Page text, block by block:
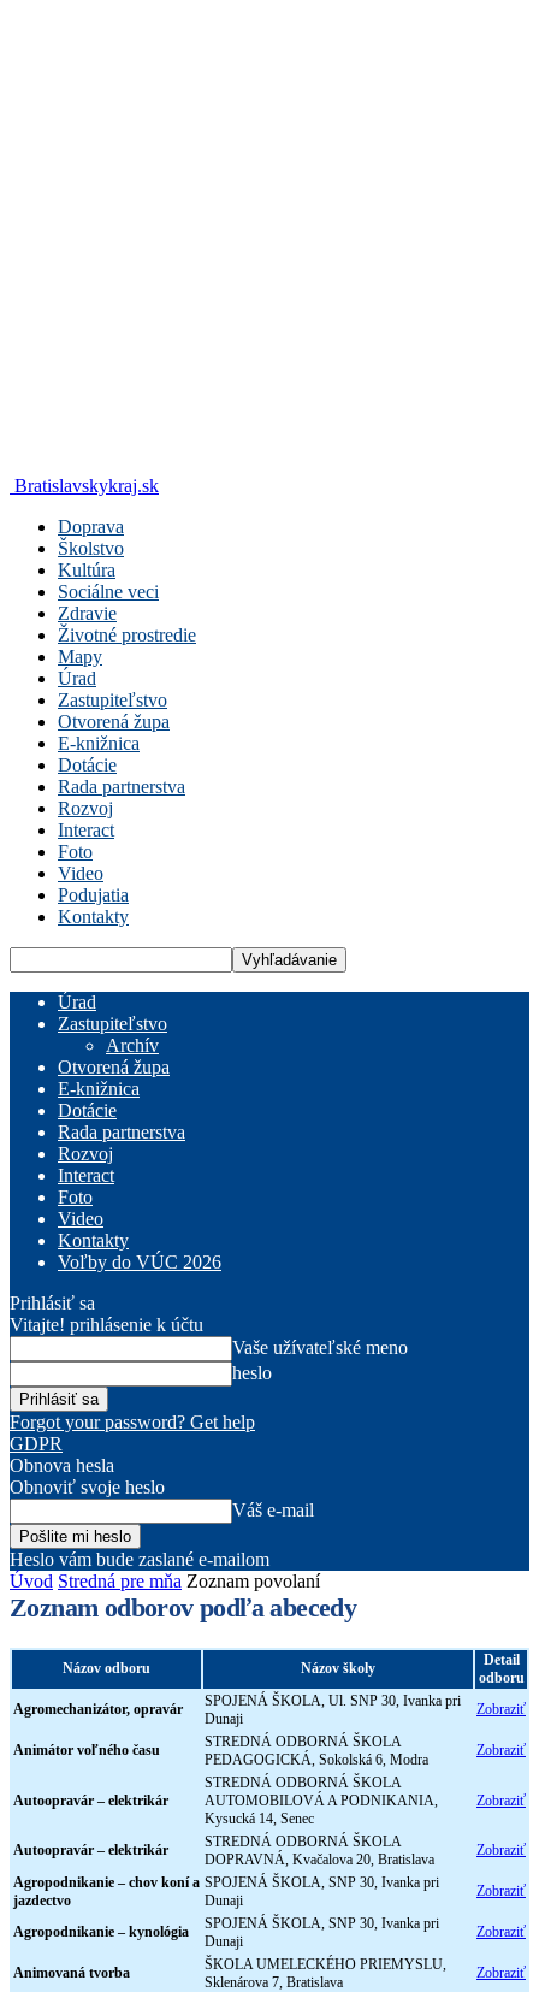
Bratislavskykraj.sk
Doprava
Školstvo
Kultúra
Sociálne veci
Zdravie
Životné prostredie
Mapy
Úrad
Zastupiteľstvo
Otvorená župa
E-knižnica
Dotácie
Rada partnerstva
Rozvoj
Interact
Foto
Video
Podujatia
Kontakty
Úrad
Zastupiteľstvo
Archív
Otvorená župa
E-knižnica
Dotácie
Rada partnerstva
Rozvoj
Interact
Foto
Video
Kontakty
Voľby do VÚC 2026
Prihlásiť sa
Vitajte! prihlásenie k účtu
Vaše užívateľské meno
heslo
Forgot your password? Get help
GDPR
Obnova hesla
Obnoviť svoje heslo
Váš e-mail
Heslo vám bude zaslané e-mailom
Úvod Stredná pre mňa Zoznam povolaní
Zoznam odborov podľa abecedy
Názov odboru Názov školy
Detail
odboru
Agromechanizátor, opravár
SPOJENÁ ŠKOLA, Ul. SNP 30, Ivanka pri
Dunaji
Zobraziť
Animátor voľného času
STREDNÁ ODBORNÁ ŠKOLA
PEDAGOGICKÁ, Sokolská 6, Modra
Zobraziť
Autoopravár – elektrikár
STREDNÁ ODBORNÁ ŠKOLA
AUTOMOBILOVÁ A PODNIKANIA,
Kysucká 14, Senec
Zobraziť
Autoopravár – elektrikár
STREDNÁ ODBORNÁ ŠKOLA
DOPRAVNÁ, Kvačalova 20, Bratislava
Zobraziť
Agropodnikanie – chov koní a
jazdectvo
SPOJENÁ ŠKOLA, SNP 30, Ivanka pri
Dunaji
Zobraziť
Agropodnikanie – kynológia
SPOJENÁ ŠKOLA, SNP 30, Ivanka pri
Dunaji
Zobraziť
Animovaná tvorba
ŠKOLA UMELECKÉHO PRIEMYSLU,
Sklenárova 7, Bratislava
Zobraziť